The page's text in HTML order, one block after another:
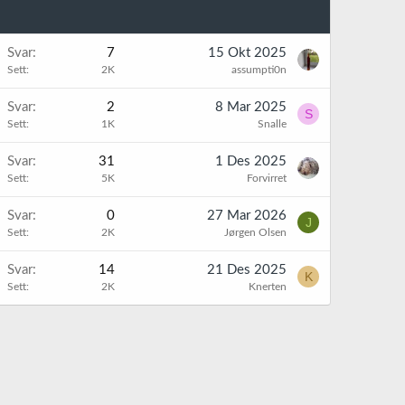
Svar 7
Sett 2K
15 Okt 2025
assumpti0n
Svar 2
Sett 1K
8 Mar 2025
Snalle
S
Svar 31
Sett 5K
1 Des 2025
Forvirret
Svar 0
Sett 2K
27 Mar 2026
Jørgen Olsen
J
Svar 14
Sett 2K
21 Des 2025
Knerten
K